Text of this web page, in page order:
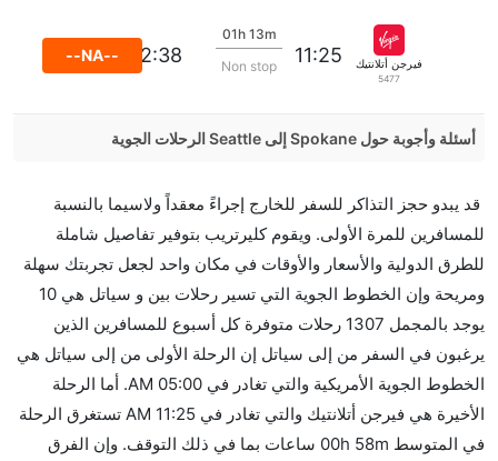
فيرجن أتلانتيك
5477
11:25
01h 13m
Non stop
12:38
--NA--
أسئلة وأجوبة حول Spokane إلى Seattle الرحلات الجوية
إلىسياتل مما تستغرقه الخطوط الجوية الأخرى؟
نعم. توفر كل من أسرع رحلات الطيران على هذا الطريق،
هل توفر شركات الطيران مساحة إضافية للنوم؟
كثير من خطوط طيران درجة رجال الأعمال توفر مساحة
إضافية للنوم.
هل يمكنني حمل طعامي الخاص؟
نعم، يمكنك حمل طعامك الخاص، و لكن يجب أن يكون معبئا
بشكل جيد.
قد يبدو حجز التذاكر للسفر للخارج إجراءً معقداً ولاسيما بالنسبة
للمسافرين للمرة الأولى. ويقوم كليرتريب بتوفير تفاصيل شاملة
للطرق الدولية والأسعار والأوقات في مكان واحد لجعل تجربتك سهلة
ومريحة وإن الخطوط الجوية التي تسير رحلات بين و سياتل هي 10
يوجد بالمجمل 1307 رحلات متوفرة كل أسبوع للمسافرين الذين
يرغبون في السفر من إلى سياتل إن الرحلة الأولى من إلى سياتل هي
الخطوط الجوية الأمريكية والتي تغادر في 05:00 AM. أما الرحلة
الأخيرة هي فيرجن أتلانتيك والتي تغادر في 11:25 AM تستغرق الرحلة
في المتوسط 00h 58m ساعات بما في ذلك التوقف. وإن الفرق